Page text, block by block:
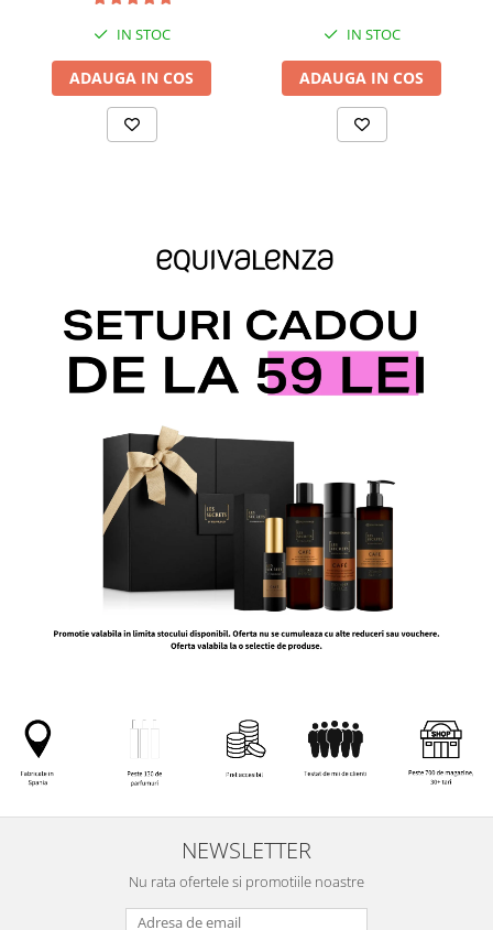
IN STOC
ADAUGA IN COS
IN STOC
ADAUGA IN COS
NEWSLETTER
Nu rata ofertele si promotiile noastre